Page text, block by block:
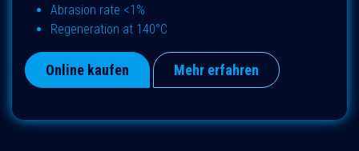
Abrasion rate <1%
Regeneration at 140°C
Online kaufen Mehr erfahren